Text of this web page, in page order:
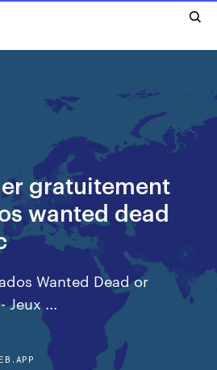
gratuitement
wanted dead
Wanted Dead or
Jeux ...